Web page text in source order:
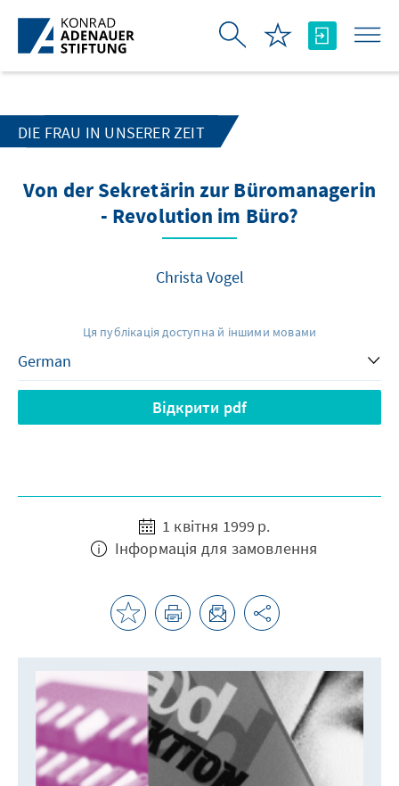
Skip to Main Content
DIE FRAU IN UNSERER ZEIT
Von der Sekretärin zur Büromanagerin
- Revolution im Büro?
Christa Vogel
Ця публікація доступна й іншими мовами
Відкрити pdf
1 квітня 1999 р.
Інформація для замовлення